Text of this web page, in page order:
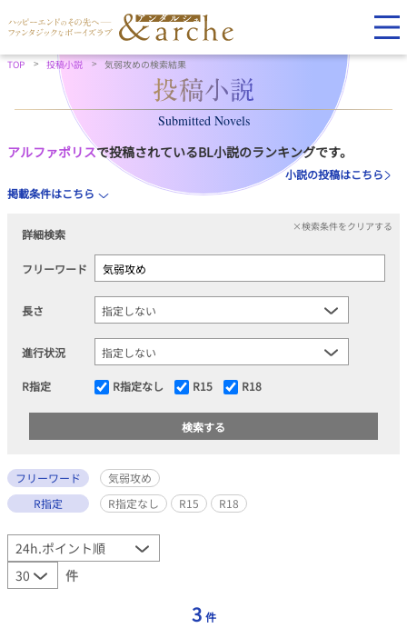
TOP 投稿小説 気弱攻めの検索結果
Submitted Novels
アルファポリスで投稿されているBL小説のランキングです。
小説の投稿はこちら
掲載条件はこちら
詳細検索
×検索条件をクリアする
フリーワード
長さ
進行状況
R指定 R指定なし R15 R18
フリーワード
気弱攻め
R指定
R指定なし R15 R18
件
3 件